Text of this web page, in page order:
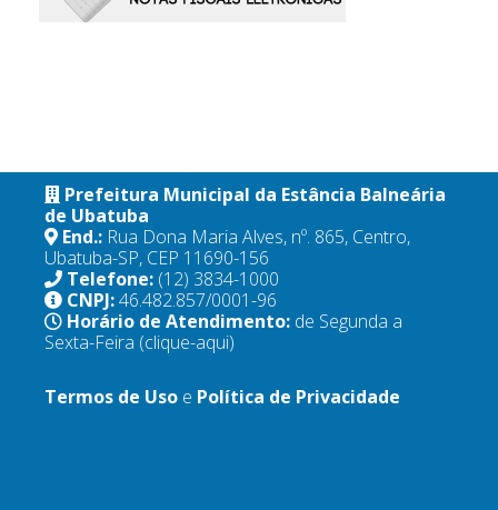
Prefeitura Municipal da Estância Balneária
de Ubatuba
End.: Rua Dona Maria Alves, nº. 865, Centro,
Ubatuba-SP, CEP 11690-156
Telefone: (12) 3834-1000
CNPJ:46.482.857/0001-96
Horário de Atendimento: de Segunda a
Sexta-Feira (clique-aqui)
Termos de Uso e Política de Privacidade